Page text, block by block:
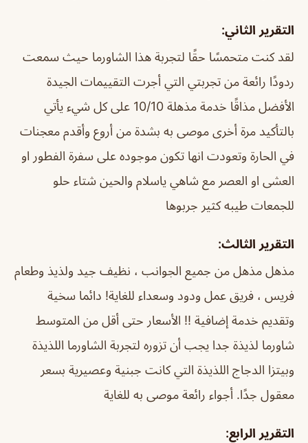
التقرير الثاني:
لقد كنت متحمسًا حقًا لتجربة هذا الشاورما حيث سمعت
ردودًا رائعة من تجربتي التي أجرت التقييمات الجيدة
الأفضل مذاقًا خدمة مذهلة 10/10 على كل شيء يأتي
بالتأكيد مرة أخرى موصى به بشدة من أروع وأقدم معجنات
في الحارة وتعودت انها تكون موجوده على سفرة الفطور او
العشى او العصر مع شاهي ياسلام والحين شتاء حلو
للجمعات طيبه كثير جربوها
التقرير الثالث:
مذهل مذهل من جميع الجوانب ، نظيف جيد ولذيذ وطعام
فريس ، فريق عمل ودود وسعداء للغاية! دائما سخية
وتقديم خدمة إضافية !! الأسعار حتى أقل من المتوسط
شاورما لذيذة جدا يجب أن تزوره لتجربة الشاورما اللذيذة
وبيتزا الدجاج اللذيذة التي كانت جبنية وعصيرية بسعر
معقول جدًا. أجواء رائعة موصى به للغاية
التقرير الرابع: